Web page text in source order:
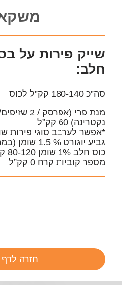
שייק פירות על
חלב:
סה”כ 180-140 קק”ל לכוס
מנת פרי
נקטרינה) 60 קק”ל
*אפשר לערבב סוגי פירות
כוס חלב 1% שומן 80-120 קק”ל
מספר קוביות קרח 0 קק”ל
חזרה